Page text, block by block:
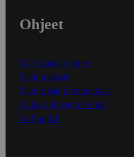
Ohjeet
Ensitilaajan ohjeet
Näin maksat
Näin tilaat ja muokkaat
Kaikki ohjeet ja vinkit
In English